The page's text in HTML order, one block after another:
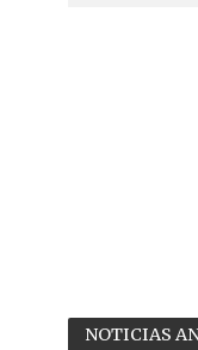
NOTICIAS